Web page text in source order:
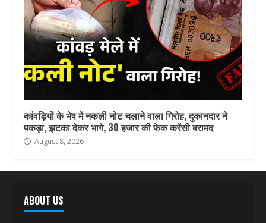
कांवड़ियों के भेष में नकली नोट चलाने वाला गिरोह, दुकानदार ने
पकड़ा, झटका देकर भागे, 30 हजार की फेक करेंसी बरामद
August 8, 2026
ABOUT US